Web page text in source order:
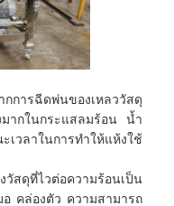
กการฉีดพ่นของเหลววัสดุ
ากในกระแสลมร้อน น้ำ
วลาในการทำให้แห้งใช้
สดุที่ไวต่อความร้อนเป็น
คล่องตัว ความสามารถ